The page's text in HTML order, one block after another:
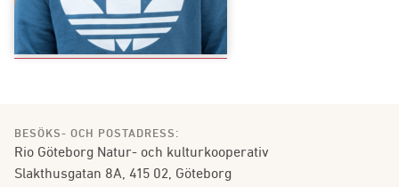
BESÖKS- OCH POSTADRESS:
Rio Göteborg Natur- och kulturkooperativ
Slakthusgatan 8A, 415 02, Göteborg